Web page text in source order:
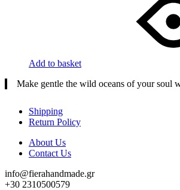
Add to basket
Make gentle the wild oceans of your soul
Shipping
Return Policy
About Us
Contact Us
info@fierahandmade.gr
+30 2310500579